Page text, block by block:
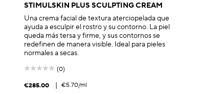
STIMULSKIN PLUS SCULPTING CREAM
Una crema facial de textura aterciopelada que
ayuda a esculpir el rostro y su contorno. La piel
queda más tersa y firme, y sus contornos se
redefinen de manera visible. Ideal para pieles
normales a secas.
(0)
€285.00 | €5.70/ml